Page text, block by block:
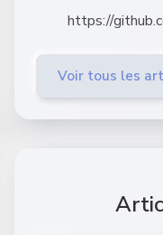
https://
Voir tous les